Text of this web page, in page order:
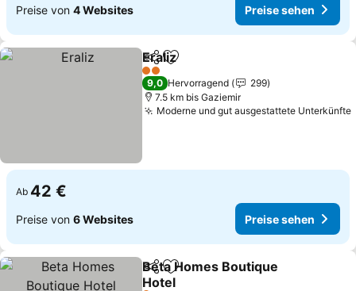
Preise von 4 Websites Preise sehen
TeilenZu Favoriten hinzufügen
Eraliz
2 Sterne
9,0 Hervorragend
299
7.5 km bis Gaziemir
Moderne und gut ausgestattete Unterkünfte
Ab 42 €
Preise von 6 Websites Preise sehen
TeilenZu Favoriten hinzufügen
Beta Homes Boutique
Hotel